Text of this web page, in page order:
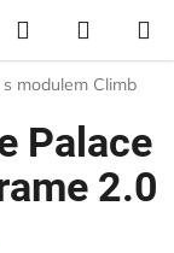
Hledat
KOŠÍK
modulem Climb
Palace
2.0